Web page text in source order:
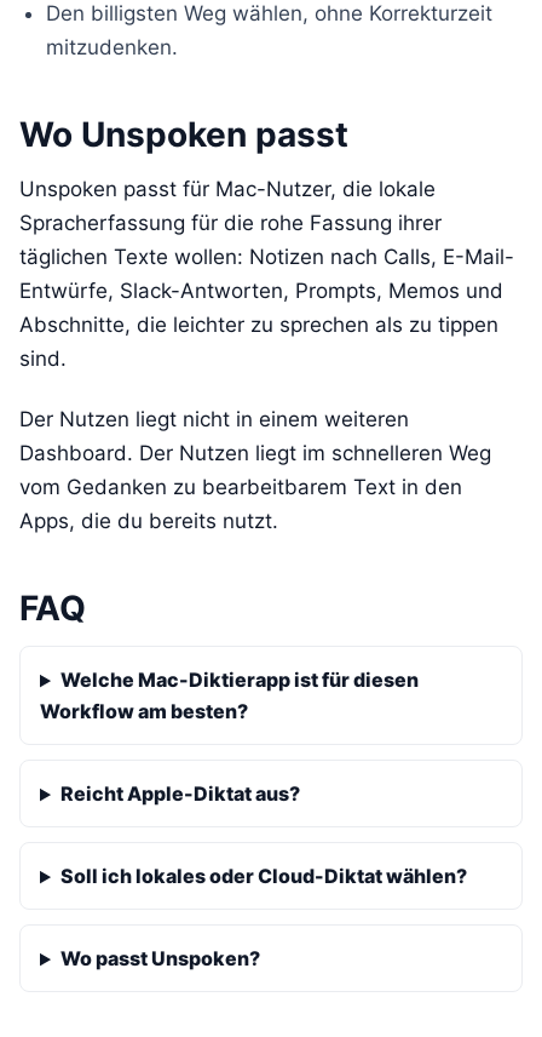
Den billigsten Weg wählen, ohne Korrekturzeit
mitzudenken.
Wo Unspoken passt
Unspoken passt für Mac-Nutzer, die lokale
Spracherfassung für die rohe Fassung ihrer
täglichen Texte wollen: Notizen nach Calls, E-Mail-
Entwürfe, Slack-Antworten, Prompts, Memos und
Abschnitte, die leichter zu sprechen als zu tippen
sind.
Der Nutzen liegt nicht in einem weiteren
Dashboard. Der Nutzen liegt im schnelleren Weg
vom Gedanken zu bearbeitbarem Text in den
Apps, die du bereits nutzt.
FAQ
Welche Mac-Diktierapp ist für diesen
Workflow am besten?
Reicht Apple-Diktat aus?
Soll ich lokales oder Cloud-Diktat wählen?
Wo passt Unspoken?